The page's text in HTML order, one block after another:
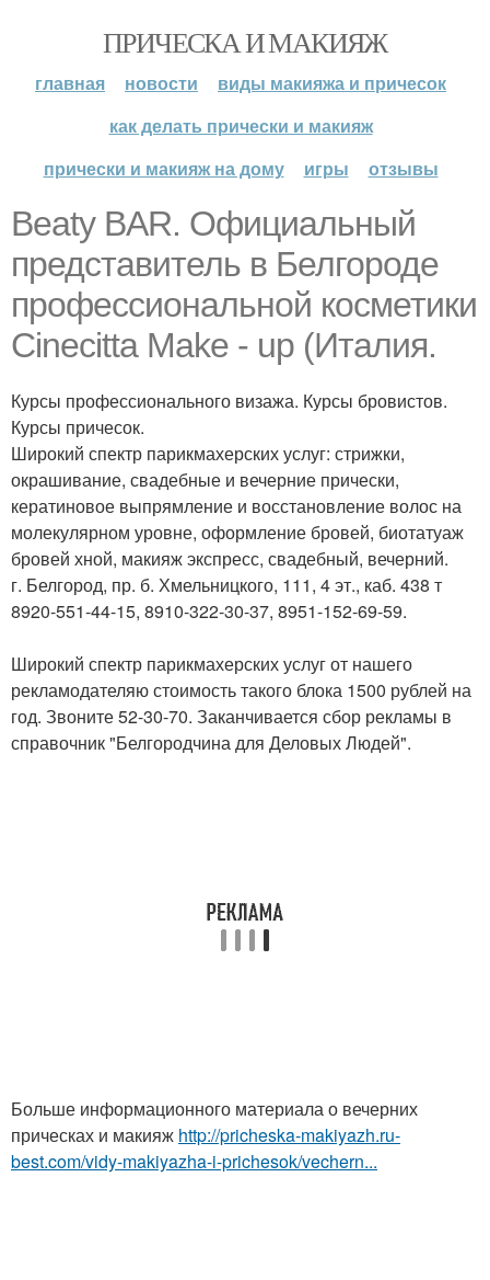
ПРИЧЕСКА И МАКИЯЖ
главная новости
виды макияжа и причесок
как делать прически и макияж
прически и макияж на дому
игры отзывы
Beaty BAR. Официальный
представитель в Белгороде
профессиональной косметики
Cinecitta Make - up (Италия.
Курсы профессионального визажа. Курсы бровистов.
Курсы причесок.
Широкий спектр парикмахерских услуг: стрижки,
окрашивание, свадебные и вечерние прически,
кератиновое выпрямление и восстановление волос на
молекулярном уровне, оформление бровей, биотатуаж
бровей хной, макияж экспресс, свадебный, вечерний.
г. Белгород, пр. б. Хмельницкого, 111, 4 эт., каб. 438 т
8920-551-44-15, 8910-322-30-37, 8951-152-69-59.
Широкий спектр парикмахерских услуг от нашего
рекламодателяю стоимость такого блока 1500 рублей на
год. Звоните 52-30-70. Заканчивается сбор рекламы в
справочник "Белгородчина для Деловых Людей".
Больше информационного материала о вечерних
прическах и макияж http://pricheska-makiyazh.ru-
best.com/vidy-makiyazha-i-prichesok/vechern...